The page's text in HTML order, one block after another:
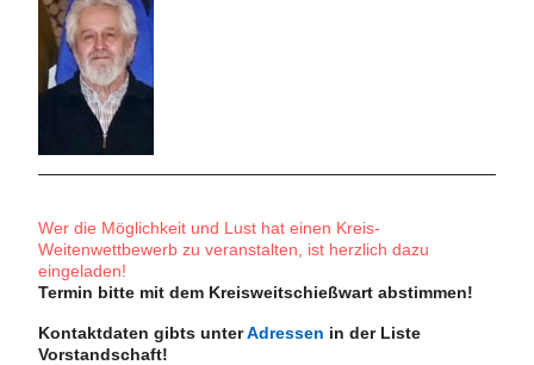
Wer die Möglichkeit und Lust hat einen Kreis-
Weitenwettbewerb zu veranstalten, ist herzlich dazu
eingeladen!
Termin bitte mit dem Kreisweitschießwart abstimmen!
Kontaktdaten gibts unterAdressen in der Liste
Vorstandschaft!